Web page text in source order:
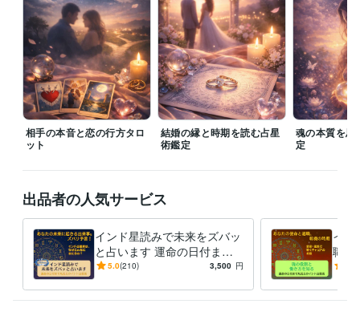
読！当たる恋愛占い 相性診断大全」著 スピリチュアル記事連載（心
の整え方） 鑑定文の書き方と構成ワーク講座
資格・検定
メンタル心理カウンセラー 取得年 : 2023年
ビジネス・クリエイティブツール
STORES:2年Canva:4年
得意分野
要なメッセージをお届け インド星読みで未来をズバッと占います
相手の本音と恋の行方タロ
ット
結婚の縁と時期を読む占星
術鑑定
魂の本質を思
定
出品者の人気サービス
インド星読みで未来をズバッ
と占います 運命の日付まで
丸見えのインド占星術☆
5.0(210) 3,500 円
イン
職・
職・